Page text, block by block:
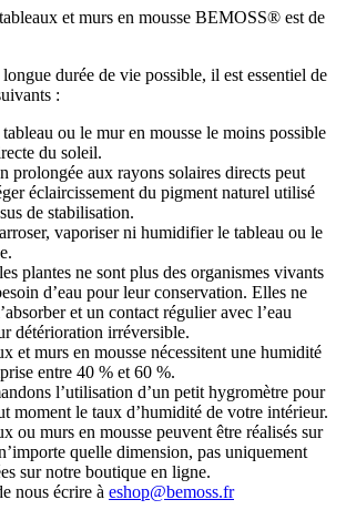
et murs en mousse BEMOSS® est de
durée de vie possible, il est essentiel de
:
ou le mur en mousse le moins possible
du soleil.
prolongée aux rayons solaires directs peut
éclaircissement du pigment naturel utilisé
de stabilisation.
vaporiser ni humidifier le tableau ou le
plantes ne sont plus des organismes vivants
d’eau pour leur conservation. Elles ne
et un contact régulier avec l’eau
détérioration irréversible.
et murs en mousse nécessitent une humidité
entre 40 % et 60 %.
l’utilisation d’un petit hygromètre pour
moment le taux d’humidité de votre intérieur.
ou murs en mousse peuvent être réalisés sur
quelle dimension, pas uniquement
sur notre boutique en ligne.
nous écrire à eshop@bemoss.fr